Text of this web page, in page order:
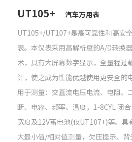
UT105+
汽车万用表
UT105+/UT107+是高可靠性和高安
表。本仪表采用高解析度的A/D转换
术，具有大屏幕数字显示，全量程过
计，使之成为性能优越使用更安全的
用于测量：交直流电压电流、电阻、
断、电容、频率、温度，1-8CYL 闭
宽度及12V蓄电池(仅UT107+)等。具
大最小值/相对值测量，欠压提示、背